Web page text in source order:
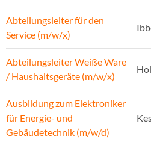
Abteilungsleiter für den
Service (m/w/x)
Abteilungsleiter Weiße Ware
/ Haushaltsgeräte (m/w/x)
Ausbildung zum Elektroniker
für Energie- und
Gebäudetechnik (m/w/d)